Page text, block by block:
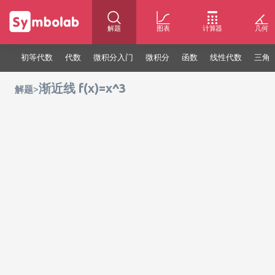
解题 图表 计算器 几何
初等代数 代数 微积分入门 微积分 函数 线性代数 三角
解题>渐近线 f(x)=x^3